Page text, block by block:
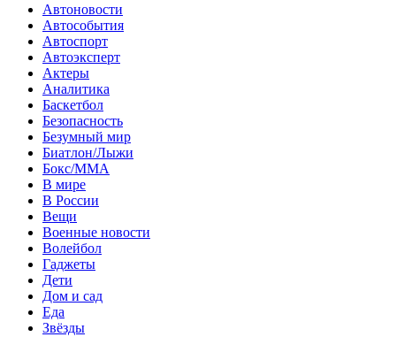
Автоновости
Автособытия
Автоспорт
Автоэксперт
Актеры
Аналитика
Баскетбол
Безопасность
Безумный мир
Биатлон/Лыжи
Бокс/MMA
В мире
В России
Вещи
Военные новости
Волейбол
Гаджеты
Дети
Дом и сад
Еда
Звёзды